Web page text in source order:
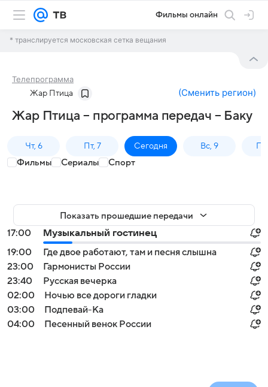
Фильмы онлайн
* транслируется московская сетка вещания
Телепрограмма
Жар Птица (Сменить регион)
Жар Птица – программа передач – Баку
Чт, 6 Пт, 7 Сегодня Вс, 9
Фильмы Сериалы Спорт
Показать прошедшие передачи
17:00
Музыкальный гостинец
19:00
Где двое работают, там и песня слышна
23:00
Гармонисты России
23:40
Русская вечерка
02:00
Ночью все дороги гладки
03:00
Подпевай-Ка
04:00
Песенный венок России